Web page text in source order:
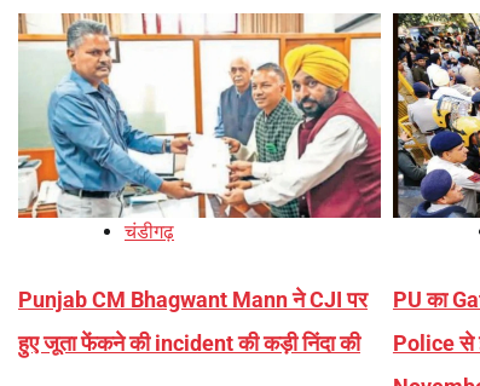
चंडीगढ़
Punjab CM Bhagwant Mann ने CJI पर
हुए जूता फेंकने की incident की कड़ी निंदा की
PU का
Police से